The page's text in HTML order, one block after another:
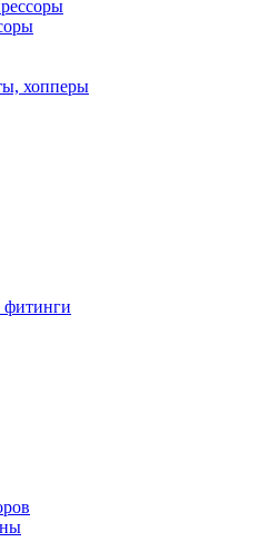
хопперы
фитинги